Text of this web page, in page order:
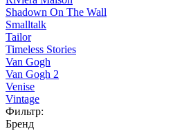
Shadown On The Wall
Smalltalk
Tailor
Timeless Stories
Van Gogh
Van Gogh 2
Venise
Vintage
Фильтр:
Бренд